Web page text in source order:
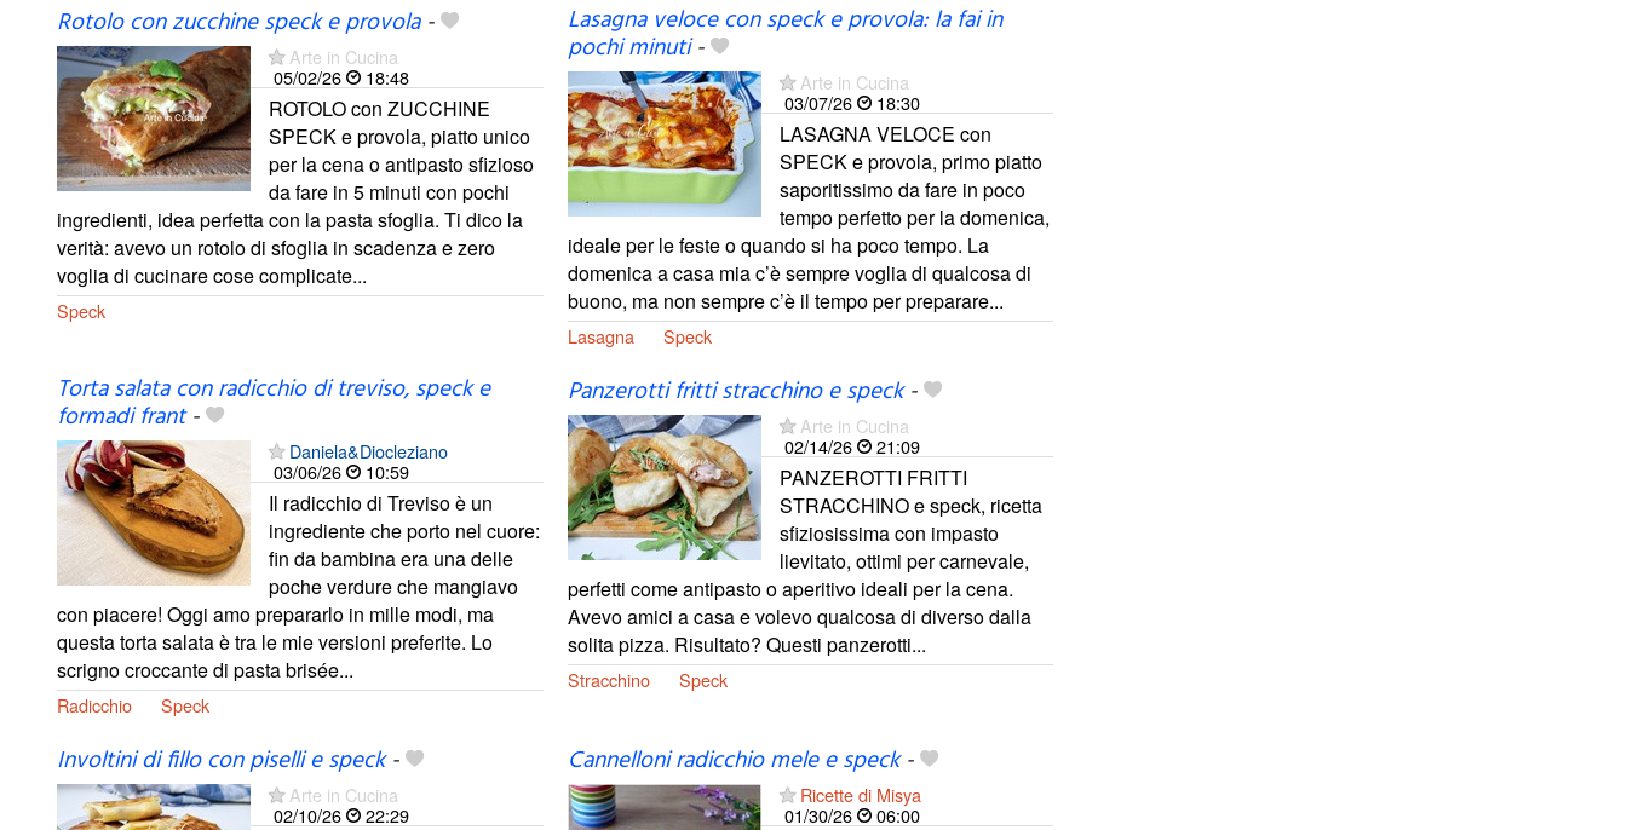
Rotolo con zucchine speck e provola-
Arte in Cucina
05/02/26
18:48
ROTOLO con ZUCCHINE
SPECK e provola, piatto unico
per la cena o antipasto sfizioso
da fare in 5 minuti con pochi
ingredienti, idea perfetta con la pasta sfoglia. Ti dico la
verità: avevo un rotolo di sfoglia in scadenza e zero
voglia di cucinare cose complicate...
Speck
Lasagna veloce con speck e provola: la fai in
pochi minuti-
Arte in Cucina
03/07/26
18:30
LASAGNA VELOCE con
SPECK e provola, primo piatto
saporitissimo da fare in poco
tempo perfetto per la domenica,
ideale per le feste o quando si ha poco tempo. La
domenica a casa mia c’è sempre voglia di qualcosa di
buono, ma non sempre c’è il tempo per preparare...
Lasagna Speck
Torta salata con radicchio di treviso, speck e
formadi frant-
Daniela&Diocleziano
03/06/26
10:59
Il radicchio di Treviso è un
ingrediente che porto nel cuore:
fin da bambina era una delle
poche verdure che mangiavo
con piacere! Oggi amo prepararlo in mille modi, ma
questa torta salata è tra le mie versioni preferite. Lo
scrigno croccante di pasta brisée...
Radicchio Speck
Panzerotti fritti stracchino e speck-
Arte in Cucina
02/14/26
21:09
PANZEROTTI FRITTI
STRACCHINO e speck, ricetta
sfiziosissima con impasto
lievitato, ottimi per carnevale,
perfetti come antipasto o aperitivo ideali per la cena.
Avevo amici a casa e volevo qualcosa di diverso dalla
solita pizza. Risultato? Questi panzerotti...
Stracchino Speck
Involtini di fillo con piselli e speck-
Arte in Cucina
02/10/26
22:29
Cannelloni radicchio mele e speck-
Ricette di Misya
01/30/26
06:00